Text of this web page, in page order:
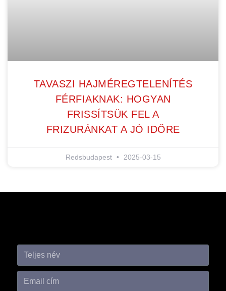
TAVASZI HAJMÉREGTELENÍTÉS
FÉRFIAKNAK: HOGYAN
FRISSÍTSÜK FEL A
FRIZURÁNKAT A JÓ IDŐRE
Redsbudapest 2025-03-15